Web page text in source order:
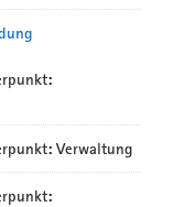
Verwaltung